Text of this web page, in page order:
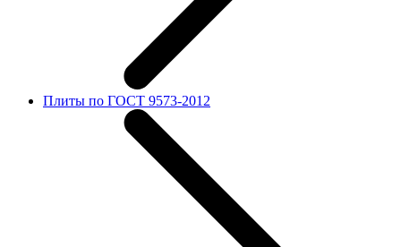
Плиты по ГОСТ 9573-2012